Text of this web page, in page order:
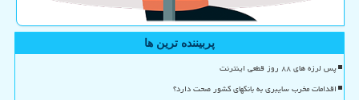
پربیننده ترین ها
پس لرزه های ۸۸ روز قطعی اینترنت
اقدامات مخرب سایبری به بانکهای کشور صحت دارد؟